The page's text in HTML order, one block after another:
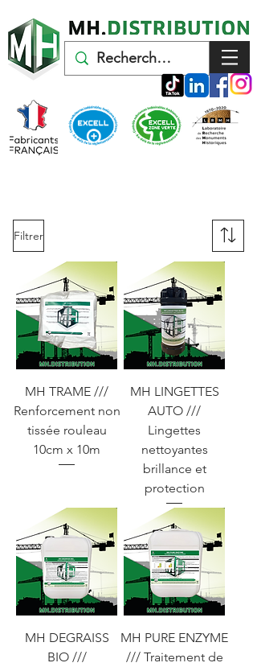
Filtrer
MH TRAME ///
Renforcement non
tissée rouleau
10cm x 10m
MH LINGETTES
AUTO ///
Lingettes
nettoyantes
brillance et
protection
MH DEGRAISS
BIO ///
MH PURE ENZYME
/// Traitement de